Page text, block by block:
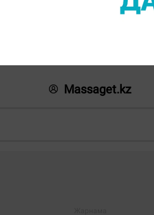
Тоқаев.
біліп отырғыңыз келсе,
Massaget.kz